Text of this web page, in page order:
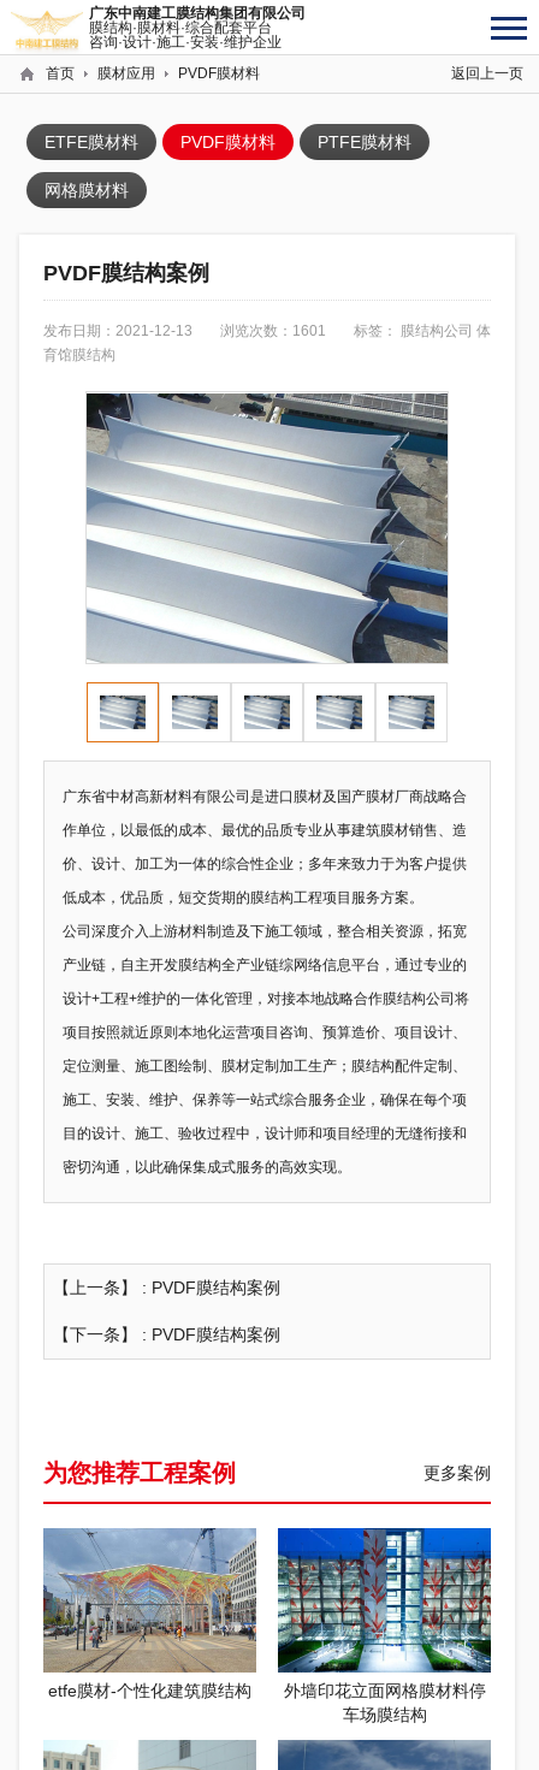
广东中南建工膜结构集团有限公司
膜结构·膜材料·综合配套平台
咨询·设计·施工·安装·维护企业
返回上一页
首页 膜材应用 PVDF膜材料
ETFE膜材料 PVDF膜材料 PTFE膜材料
网格膜材料
PVDF膜结构案例
发布日期：2021-12-13 浏览次数：1601 标签： 膜结构公司 体
育馆膜结构
广东省中材高新材料有限公司是进口膜材及国产膜材厂商战略合
作单位，以最低的成本、最优的品质专业从事建筑膜材销售、造
价、设计、加工为一体的综合性企业；多年来致力于为客户提供
低成本，优品质，短交货期的膜结构工程项目服务方案。
公司深度介入上游材料制造及下施工领域，整合相关资源，拓宽
产业链，自主开发膜结构全产业链综网络信息平台，通过专业的
设计+工程+维护的一体化管理，对接本地战略合作膜结构公司将
项目按照就近原则本地化运营项目咨询、预算造价、项目设计、
定位测量、施工图绘制、膜材定制加工生产；膜结构配件定制、
施工、安装、维护、保养等一站式综合服务企业，确保在每个项
目的设计、施工、验收过程中，设计师和项目经理的无缝衔接和
密切沟通，以此确保集成式服务的高效实现。
【上一条】 : PVDF膜结构案例
【下一条】 : PVDF膜结构案例
更多案例
为您推荐工程案例
etfe膜材-个性化建筑膜结构
外墙印花立面网格膜材料停
车场膜结构